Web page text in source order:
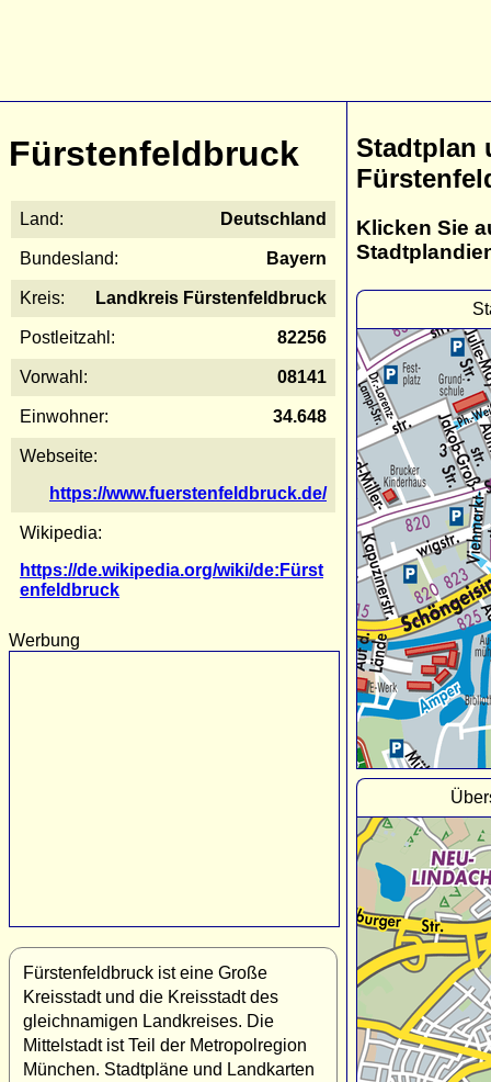
Fürstenfeldbruck
Land: Deutschland
Bundesland: Bayern
Kreis: Landkreis Fürstenfeldbruck
Postleitzahl: 82256
Vorwahl: 08141
Einwohner: 34.648
Webseite:
https://www.fuerstenfeldbruck.de/
Wikipedia:
https://de.wikipedia.org/wiki/de:Fürst
enfeldbruck
Werbung
Fürstenfeldbruck ist eine Große
Kreisstadt und die Kreisstadt des
gleichnamigen Landkreises. Die
Mittelstadt ist Teil der Metropolregion
München. Stadtpläne und Landkarten
Stadtplan
Klicken Sie